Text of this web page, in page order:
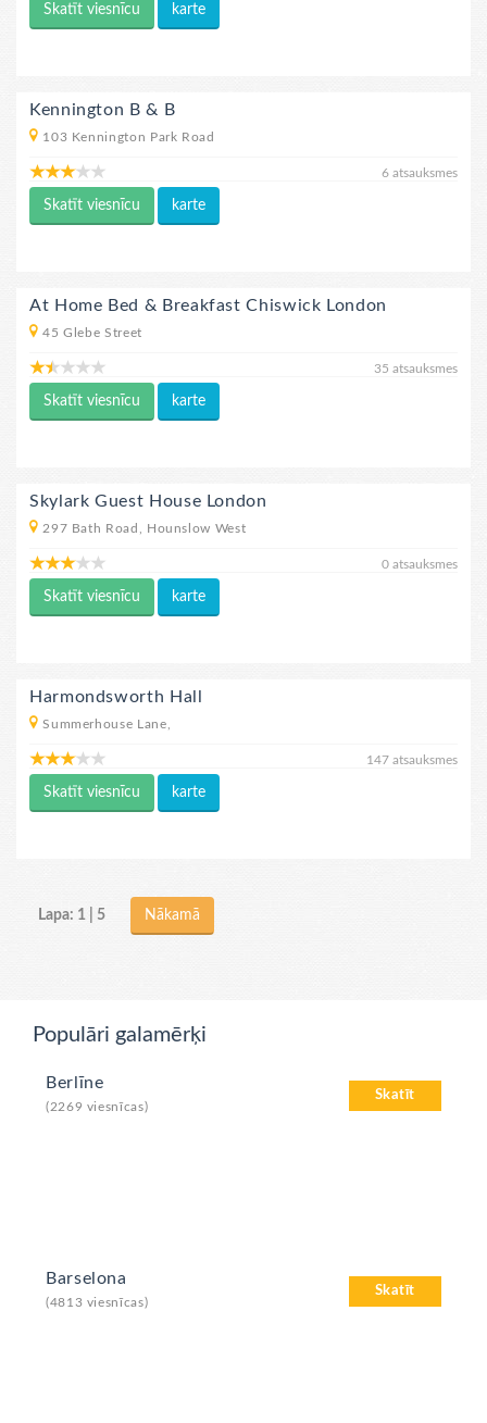
Skatīt viesnīcu karte
Kennington B & B
103 Kennington Park Road
6 atsauksmes
Skatīt viesnīcu karte
At Home Bed & Breakfast Chiswick London
45 Glebe Street
35 atsauksmes
Skatīt viesnīcu karte
Skylark Guest House London
297 Bath Road, Hounslow West
0 atsauksmes
Skatīt viesnīcu karte
Harmondsworth Hall
Summerhouse Lane,
147 atsauksmes
Skatīt viesnīcu karte
Lapa: 1 | 5 Nākamā
Populāri galamērķi
Skatīt
Berlīne
(2269 viesnīcas)
Skatīt
Barselona
(4813 viesnīcas)